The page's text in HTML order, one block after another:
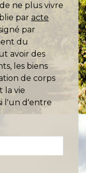
ne plus vivre
par acte
par
du
avoir des
les biens
de corps
la vie
l'un d'entre